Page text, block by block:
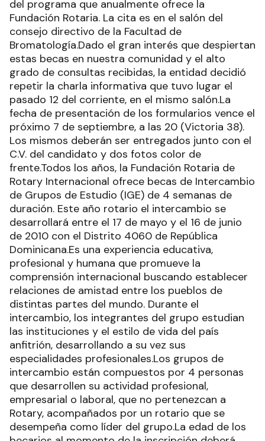
del programa que anualmente ofrece la
Fundación Rotaria. La cita es en el salón del
consejo directivo de la Facultad de
Bromatología.Dado el gran interés que despiertan
estas becas en nuestra comunidad y el alto
grado de consultas recibidas, la entidad decidió
repetir la charla informativa que tuvo lugar el
pasado 12 del corriente, en el mismo salón.La
fecha de presentación de los formularios vence el
próximo 7 de septiembre, a las 20 (Victoria 38).
Los mismos deberán ser entregados junto con el
C.V. del candidato y dos fotos color de
frente.Todos los años, la Fundación Rotaria de
Rotary Internacional ofrece becas de Intercambio
de Grupos de Estudio (IGE) de 4 semanas de
duración. Este año rotario el intercambio se
desarrollará entre el 17 de mayo y el 16 de junio
de 2010 con el Distrito 4060 de República
Dominicana.Es una experiencia educativa,
profesional y humana que promueve la
comprensión internacional buscando establecer
relaciones de amistad entre los pueblos de
distintas partes del mundo. Durante el
intercambio, los integrantes del grupo estudian
las instituciones y el estilo de vida del país
anfitrión, desarrollando a su vez sus
especialidades profesionales.Los grupos de
intercambio están compuestos por 4 personas
que desarrollen su actividad profesional,
empresarial o laboral, que no pertenezcan a
Rotary, acompañados por un rotario que se
desempeña como líder del grupo.La edad de los